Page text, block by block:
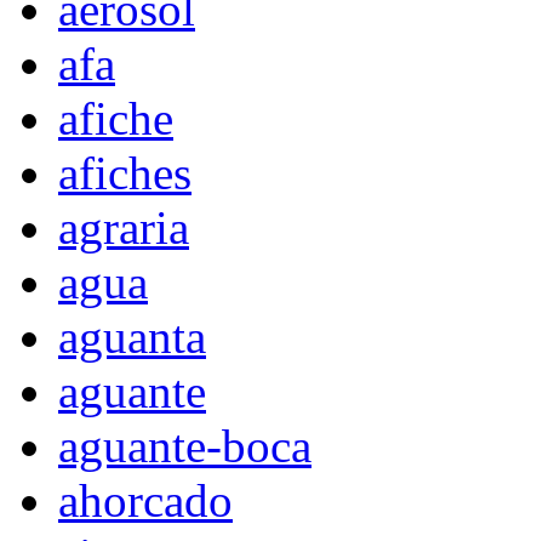
afa
afiche
afiches
agraria
agua
aguanta
aguante
aguante-boca
ahorcado